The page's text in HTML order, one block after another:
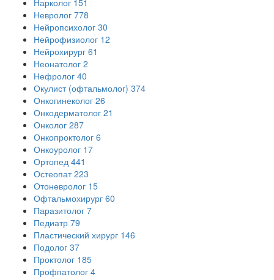
Невролог 778
Нейропсихолог 30
Нейрофизиолог 12
Нейрохирург 61
Неонатолог 2
Нефролог 40
Окулист (офтальмолог) 374
Онкогинеколог 26
Онкодерматолог 21
Онколог 287
Онкопроктолог 6
Онкоуролог 17
Ортопед 441
Остеопат 223
Отоневролог 15
Офтальмохирург 60
Паразитолог 7
Педиатр 79
Пластический хирург 146
Подолог 37
Проктолог 185
Профпатолог 4